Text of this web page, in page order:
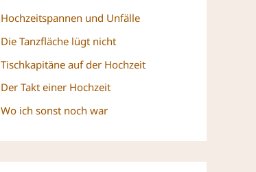
Hochzeitspannen und Unfälle
Die Tanzfläche lügt nicht
Tischkapitäne auf der Hochzeit
Der Takt einer Hochzeit
Wo ich sonst noch war